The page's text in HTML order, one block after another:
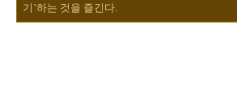
기’하는 것을 즐긴다.